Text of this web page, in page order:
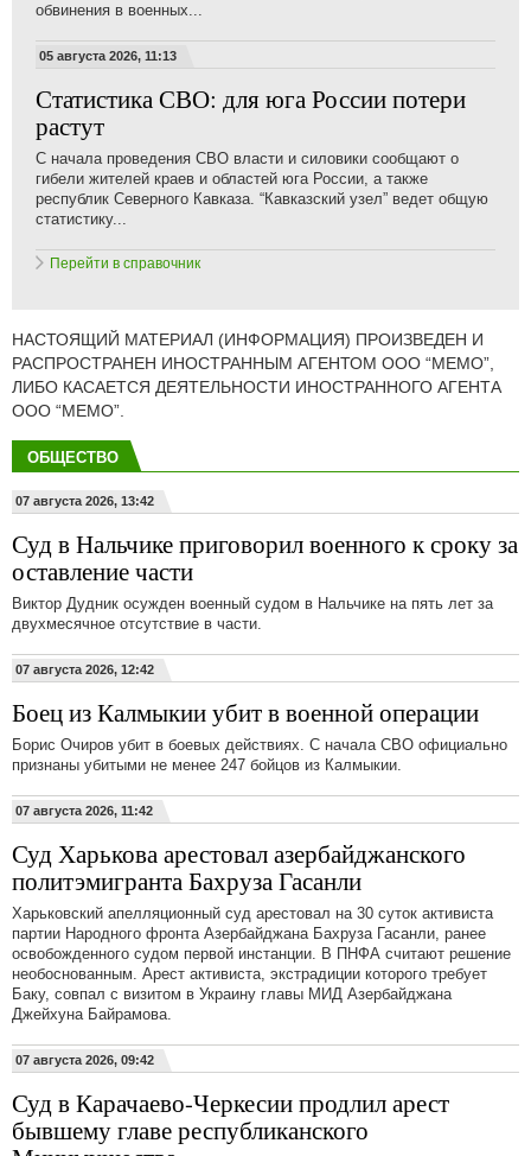
обвинения в военных...
05 августа 2026, 11:13
Статистика СВО: для юга России потери
растут
С начала проведения СВО власти и силовики сообщают о
гибели жителей краев и областей юга России, а также
республик Северного Кавказа. “Кавказский узел” ведет общую
статистику...
Перейти в справочник
НАСТОЯЩИЙ МАТЕРИАЛ (ИНФОРМАЦИЯ) ПРОИЗВЕДЕН И
РАСПРОСТРАНЕН ИНОСТРАННЫМ АГЕНТОМ ООО “МЕМО”,
ЛИБО КАСАЕТСЯ ДЕЯТЕЛЬНОСТИ ИНОСТРАННОГО АГЕНТА
ООО “МЕМО”.
ОБЩЕСТВО
07 августа 2026, 13:42
Суд в Нальчике приговорил военного к сроку за
оставление части
Виктор Дудник осужден военный судом в Нальчике на пять лет за
двухмесячное отсутствие в части.
07 августа 2026, 12:42
Боец из Калмыкии убит в военной операции
Борис Очиров убит в боевых действиях. С начала СВО официально
признаны убитыми не менее 247 бойцов из Калмыкии.
07 августа 2026, 11:42
Суд Харькова арестовал азербайджанского
политэмигранта Бахруза Гасанли
Харьковский апелляционный суд арестовал на 30 суток активиста
партии Народного фронта Азербайджана Бахруза Гасанли, ранее
освобожденного судом первой инстанции. В ПНФА считают решение
необоснованным. Арест активиста, экстрадиции которого требует
Баку, совпал с визитом в Украину главы МИД Азербайджана
Джейхуна Байрамова.
07 августа 2026, 09:42
Суд в Карачаево-Черкесии продлил арест
бывшему главе республиканского